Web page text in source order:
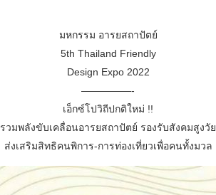
มหกรรม อารยสถาปัตย์
5th Thailand Friendly
Design Expo 2022
—————-
เอ็กซ์โปวิถีปกติใหม่ !!
รวมพลังขับเคลื่อนอารยสถาปัตย์ รองรับสังคมสูงวัย
ส่งเสริมสิทธิคนพิการ-การท่องเที่ยวเพื่อคนทั้งมวล